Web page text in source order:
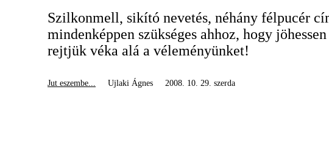
Szilkonmell, sikító nevetés, néhány félpucér
mindenképpen szükséges ahhoz, hogy
rejtjük véka alá a véleményünket!
Jut eszembe... Ujlaki Ágnes 2008. 10. 29. szerda